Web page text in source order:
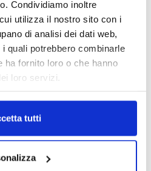
Condividiamo inoltre
utilizza il nostro sito con i
di analisi dei dati web,
quali potrebbero combinarle
ha fornito loro o che hanno
loro servizi.
tutti